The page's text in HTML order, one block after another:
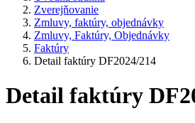
Zverejňovanie
Zmluvy, faktúry, objednávky
Zmluvy, Faktúry, Objednávky
Faktúry
Detail faktúry DF2024/214
Detail faktúry